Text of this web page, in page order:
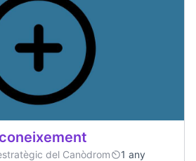
del Canòdrom
1 any